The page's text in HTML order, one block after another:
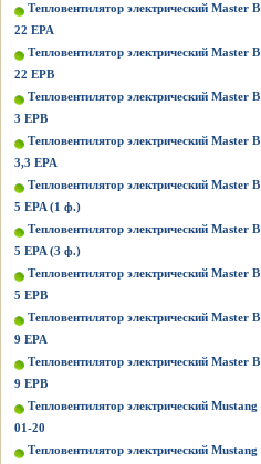
Тепловентилятор электрический Master B
22 EPA
Тепловентилятор электрический Master B
22 EPB
Тепловентилятор электрический Master B
3 EPB
Тепловентилятор электрический Master B
3,3 EPA
Тепловентилятор электрический Master B
5 EPA (1 ф.)
Тепловентилятор электрический Master B
5 EPA (3 ф.)
Тепловентилятор электрический Master B
5 EPB
Тепловентилятор электрический Master B
9 EPA
Тепловентилятор электрический Master B
9 EPB
Тепловентилятор электрический Mustang
01-20
Тепловентилятор электрический Mustang